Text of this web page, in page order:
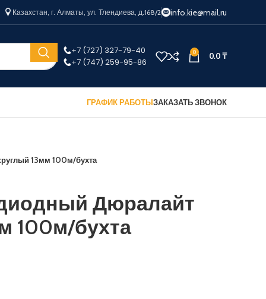
Казахстан, г. Алматы, ул. Тлендиева, д.168/2 info.kie@mail.ru
+7 (727) 327-79-40
+7 (747) 259-95-86
0 0.0₸
ГРАФИК РАБОТЫЗАКАЗАТЬ ЗВОНОК
13мм 100м/бухта
Дюралайт
100м/бухта